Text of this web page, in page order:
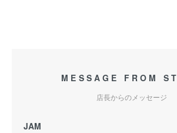
MESSAGE FROM
店長からのメッセージ
JAM